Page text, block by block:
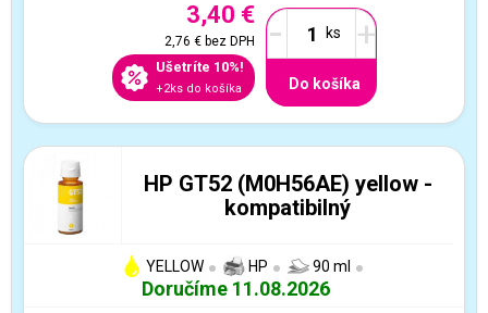
3,40 €
2,76 €bez DPH
Ušetríte 10%!
+2ks do košíka
- +
Do košíka
HP GT52 (M0H56AE) yellow -
kompatibilný
YELLOW HP 90 ml
Doručíme 11.08.2026